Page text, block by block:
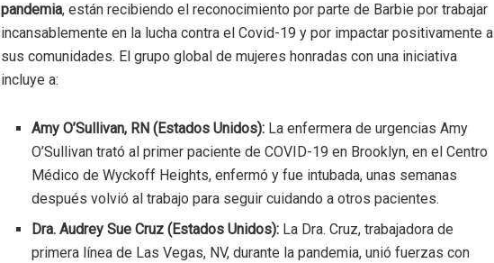
pandemia, están recibiendo el reconocimiento por parte de Barbie por trabajar
incansablemente en la lucha contra el Covid-19 y por impactar positivamente a
sus comunidades. El grupo global de mujeres honradas con una iniciativa
incluye a:
Amy O’Sullivan, RN (Estados Unidos): La enfermera de urgencias Amy
O’Sullivan trató al primer paciente de COVID-19 en Brooklyn, en el Centro
Médico de Wyckoff Heights, enfermó y fue intubada, unas semanas
después volvió al trabajo para seguir cuidando a otros pacientes.
Dra. Audrey Sue Cruz (Estados Unidos): La Dra. Cruz, trabajadora de
primera línea de Las Vegas, NV, durante la pandemia, unió fuerzas con